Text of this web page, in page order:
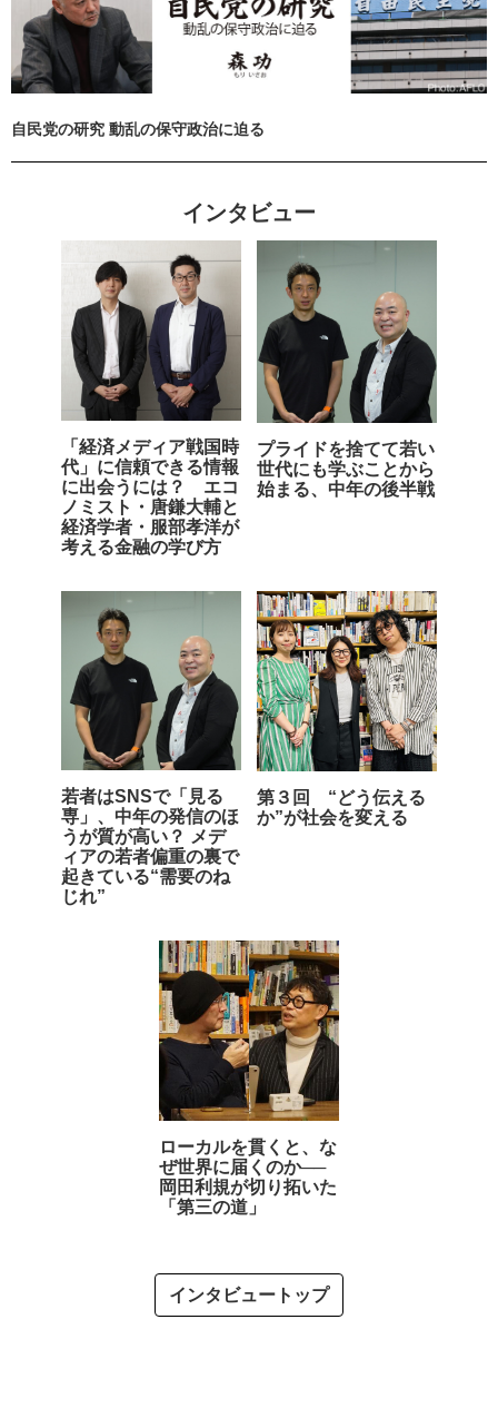
自民党の研究 動乱の保守政治に迫る
インタビュー
「経済メディア戦国時
代」に信頼できる情報
に出会うには？ エコ
ノミスト・唐鎌大輔と
経済学者・服部孝洋が
考える金融の学び方
プライドを捨てて若い
世代にも学ぶことから
始まる、中年の後半戦
若者はSNSで「見る
専」、中年の発信のほ
うが質が高い？ メデ
ィアの若者偏重の裏で
起きている“需要のね
じれ”
第３回 “どう伝える
か”が社会を変える
ローカルを貫くと、な
ぜ世界に届くのか──
岡田利規が切り拓いた
「第三の道」
インタビュートップ